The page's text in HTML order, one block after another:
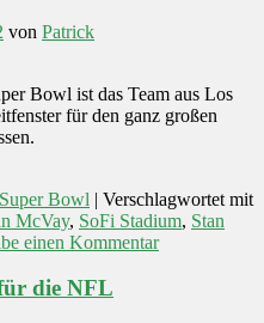
von Patrick
Bowl ist das Team aus Los
für den ganz großen
Super Bowl | Verschlagwortet mit
McVay, SoFi Stadium, Stan
einen Kommentar
die NFL